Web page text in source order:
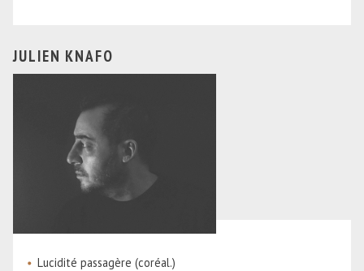
JULIEN KNAFO
Lucidité passagère (coréal.)